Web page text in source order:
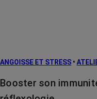
ANGOISSE ET STRESS •
Booster son